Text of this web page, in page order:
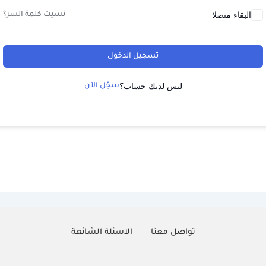
البقاء متصلا نسيت كلمة السر؟
تسجيل الدخول
ليس لديك حساب؟سجّل الآن
تواصل معنا الاسئلة الشائعة